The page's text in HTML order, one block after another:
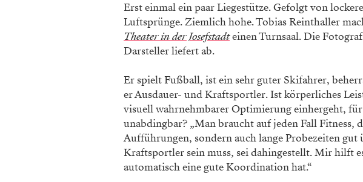
Erst einmal ein paar Liegestütze.Gefolgt von
Luftsprünge. Ziemlich hohe. Tobias Reinthaller
Theater in der Josefstadteinen Turnsaal. Die
Darsteller liefert ab.
Er spielt Fußball, ist ein sehr guter Skifahrer,
er Ausdauer- und Kraftsportler. Ist körperliches
visuell wahrnehmbarer Optimierung einhergeht,
unabdingbar? „Man braucht auf jeden Fall Fitness,
Aufführungen, sondern auch lange Probezeiten
Kraftsportler sein muss, sei dahingestellt. Mir hilft
automatisch eine gute Koordination hat.“